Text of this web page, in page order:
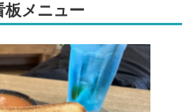
板メニュー